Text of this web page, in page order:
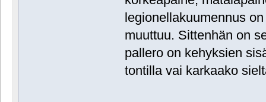
legionellakuumennus
muuttuu. Sittenhän on
pallero on kehyksien
tontilla vai karkaako